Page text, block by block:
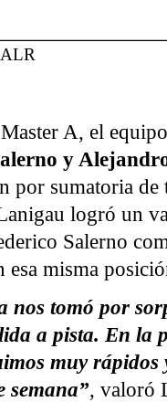
A, el
y
por sumatoria
logró un
Salerno
esa misma
nos tomó por
a pista. En
muy
semana”, valoró